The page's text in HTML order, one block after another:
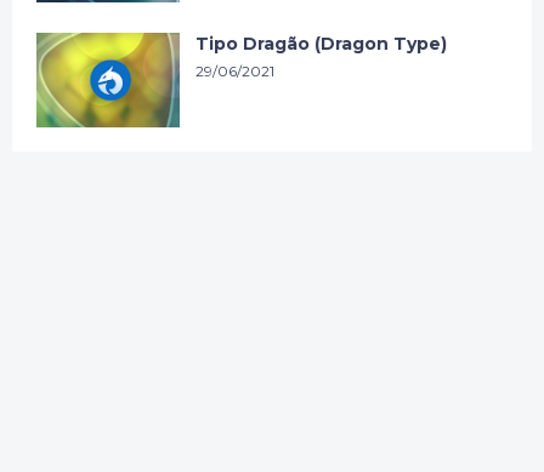
Tipo Dragão (Dragon Type)
29/06/2021